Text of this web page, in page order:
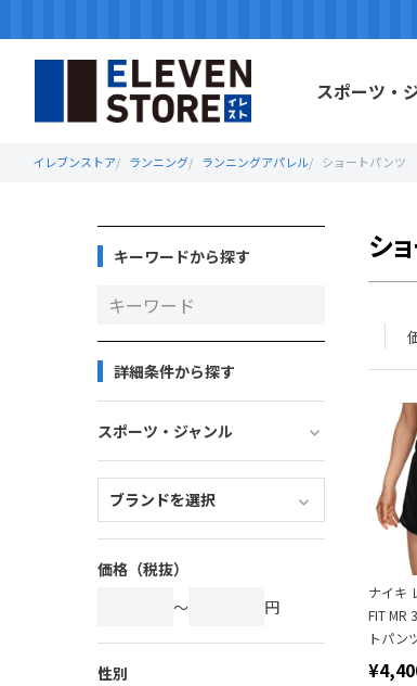
スポーツ・
イレブンストア ランニング ランニングアパレル ショートパンツ
シ
ナイキ
FIT MR
トパン
¥
キーワードから探す
詳細条件から探す
スポーツ・ジャンル
価格（税抜）
～
円
性別